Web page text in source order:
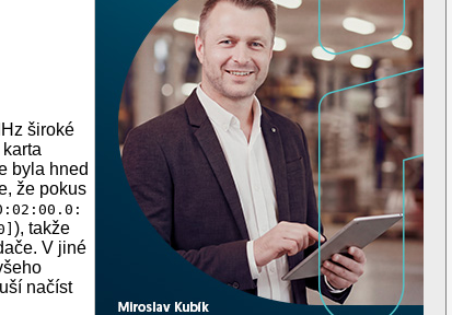
široké
byla hned
že pokus
), takže
V jiné
načíst